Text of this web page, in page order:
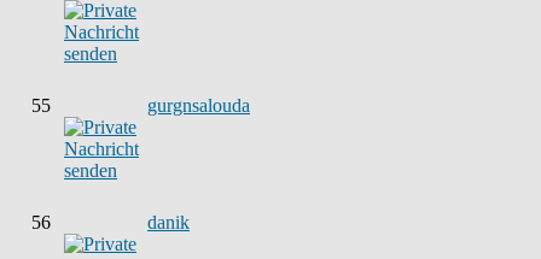
55 gurgnsalouda
56 danik